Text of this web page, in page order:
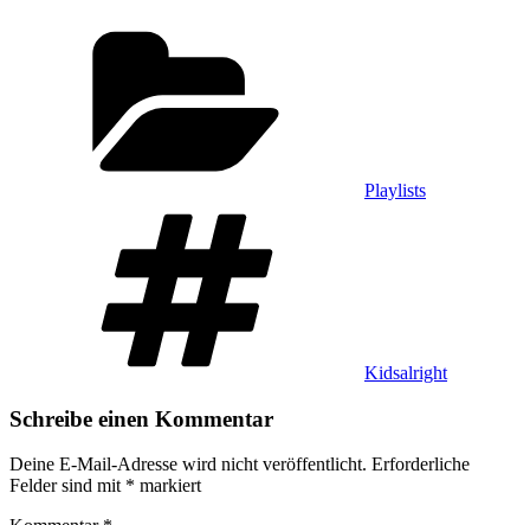
Playlists
Kidsalright
Schreibe einen Kommentar
Deine E-Mail-Adresse wird nicht veröffentlicht. Erforderliche
Felder sind mit * markiert